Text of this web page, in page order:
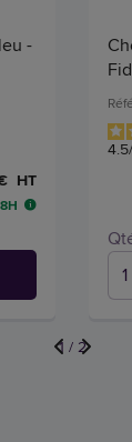
-
HT
4.5/
1 / 2